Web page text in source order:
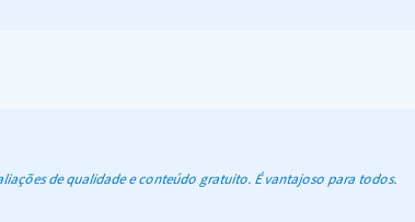
de qualidade e conteúdo gratuito. É vantajoso para todos.